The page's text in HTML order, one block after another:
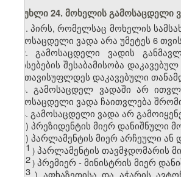
მუხლი 24. მოხელის გამოსაცდელი
1. პირს, რომელსაც მოხელის
გამოსაცდელი ვადა არა უმეტეს 6
2. გამოსაცდელი ვადის
თვისებების შესაბამისობა
განთავისუფლდეს დაკავებული
3. გამოსაცდელ ვადაში არ
გამოსაცდელი ვადა ჩაითვლება
4. გამოსაცდელი ვადა არ
ა) პრეზიდენტის მიერ დანიშნული
ბ) პარლამენტის მიერ არჩეული
1 ) პარლამენტის თავმჯდომარის
2) პრემიერ-მინისტრის მიერ
3